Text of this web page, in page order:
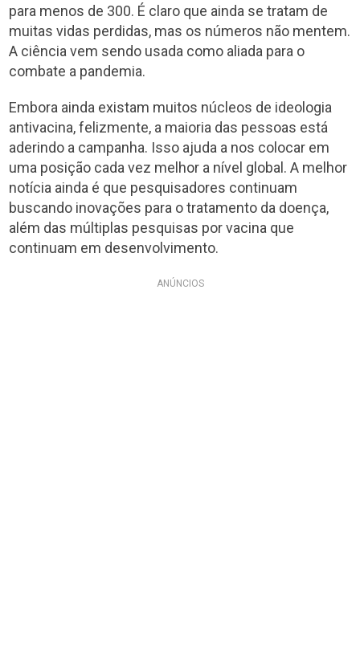
para menos de 300. É claro que ainda se tratam de
muitas vidas perdidas, mas os números não mentem.
A ciência vem sendo usada como aliada para o
combate a pandemia.
Embora ainda existam muitos núcleos de ideologia
antivacina, felizmente, a maioria das pessoas está
aderindo a campanha. Isso ajuda a nos colocar em
uma posição cada vez melhor a nível global. A melhor
notícia ainda é que pesquisadores continuam
buscando inovações para o tratamento da doença,
além das múltiplas pesquisas por vacina que
continuam em desenvolvimento.
ANÚNCIOS